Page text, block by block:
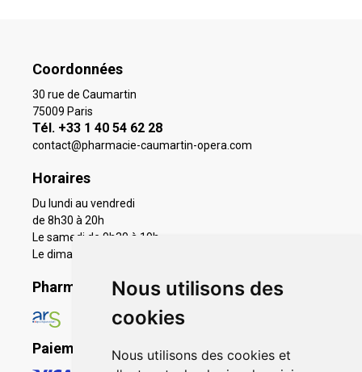
Nous utilisons des
cookies
Nous utilisons des cookies et
Coordonnées
30 rue de Caumartin
75009 Paris
Tél. +33 1 40 54 62 28
contact@pharmacie-caumartin-opera.com
Horaires
Du lundi au vendredi
de 8h30 à 20h
Le samedi de 9h30 à 19h
Le dimanche 11h à 19h
Pharmacie en ligne agréée
Paiement sécurisé